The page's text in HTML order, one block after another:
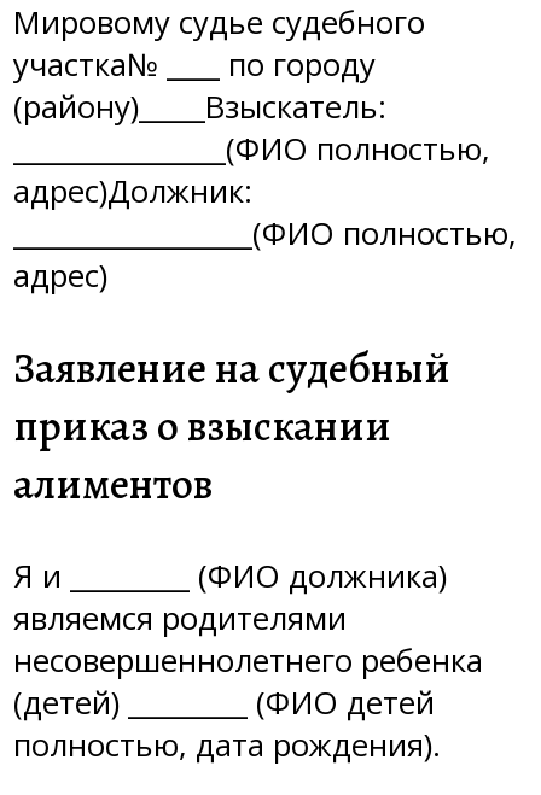
Мировому судье судебного
участка№ ____ по городу
(району)_____Взыскатель:
________________(ФИО полностью,
адрес)Должник:
__________________(ФИО полностью,
адрес)
Заявление на судебный
приказ о взыскании
алиментов
Я и _________ (ФИО должника)
являемся родителями
несовершеннолетнего ребенка
(детей) _________ (ФИО детей
полностью, дата рождения).